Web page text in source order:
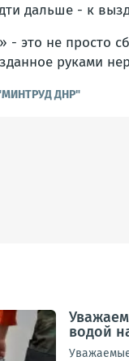
дальше - к
- это не просто
руками
ДНР"
водой